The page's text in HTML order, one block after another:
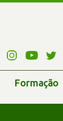
Formação